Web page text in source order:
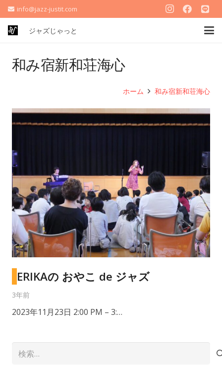
info@jazz-justit.com
ジャズじゃっと
和み宿新和荘海心
ホーム 和み宿新和荘海心
ERIKAの おやこ de ジャズ
3年前
2023年11月23日 2:00 PM – 3:…
索: